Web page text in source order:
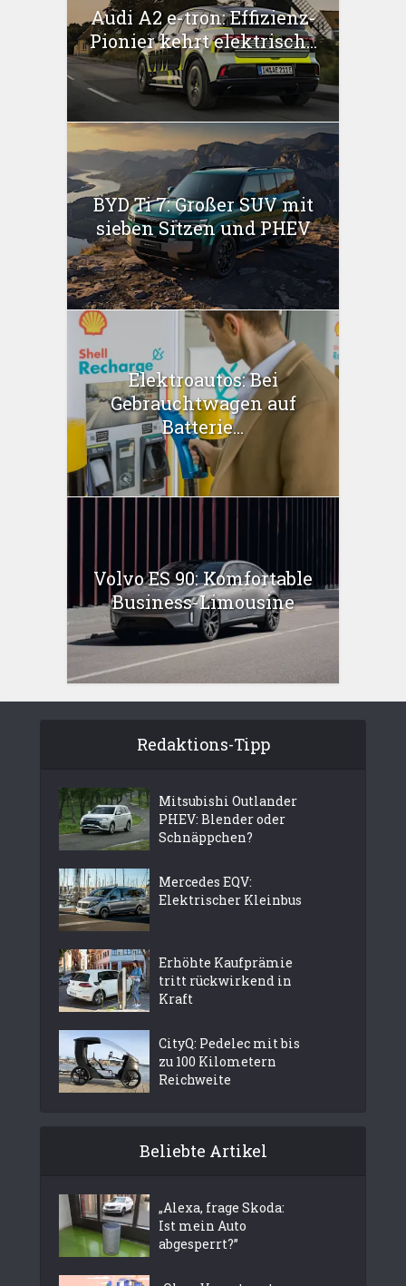
Audi A2 e-tron: Effizienz-
Pionier kehrt elektrisch...
BYD Ti 7: Großer SUV mit
sieben Sitzen und PHEV
Elektroautos: Bei
Gebrauchtwagen auf
Batterie...
Volvo ES 90: Komfortable
Business-Limousine
Redaktions-Tipp
Mitsubishi Outlander
PHEV: Blender oder
Schnäppchen?
Mercedes EQV:
Elektrischer Kleinbus
Erhöhte Kaufprämie
tritt rückwirkend in
Kraft
CityQ: Pedelec mit bis
zu 100 Kilometern
Reichweite
Beliebte Artikel
„Alexa, frage Skoda:
Ist mein Auto
abgesperrt?”